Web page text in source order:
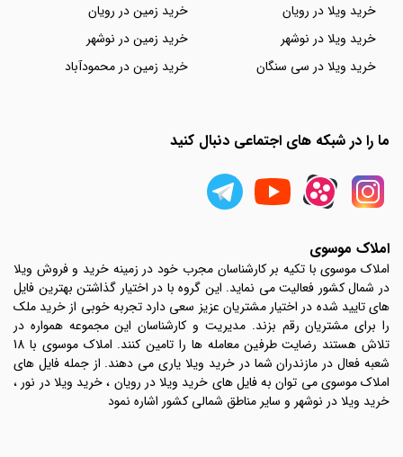
خرید ویلا در رویان
خرید ویلا در نوشهر
خرید ویلا در سی سنگان
خرید زمین در رویان
خرید زمین در نوشهر
خرید زمین در محمودآباد
ما را در شبکه های اجتماعی دنبال کنید
املاک موسوی
املاک موسوی با تکیه بر کارشناسان مجرب خود در زمینه خرید و فروش ویلا
در شمال کشور فعالیت می نماید. این گروه با در اختیار گذاشتن بهترین فایل
های تایید شده در اختیار مشتریان عزیز سعی دارد تجربه خوبی از خرید ملک
را برای مشتریان رقم بزند. مدیریت و کارشناسان این مجموعه همواره در
تلاش هستند رضایت طرفین معامله ها را تامین کنند. املاک موسوی با 18
شعبه فعال در مازندران شما در خرید ویلا یاری می دهند. از جمله فایل های
املاک موسوی می توان به فایل های خرید ویلا در رویان ، خرید ویلا در نور ،
خرید ویلا در نوشهر و سایر مناطق شمالی کشور اشاره نمود